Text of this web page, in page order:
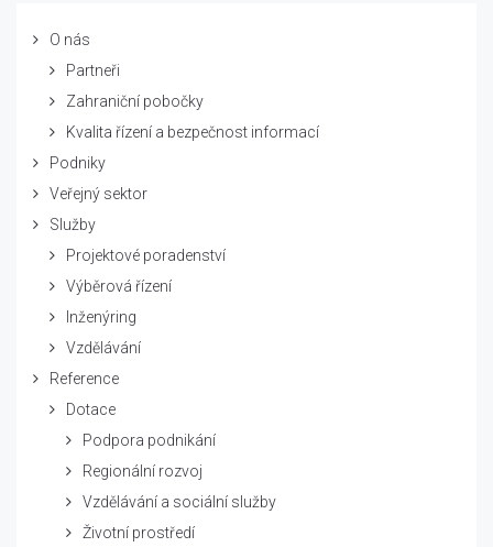
O nás
Partneři
Zahraniční pobočky
Kvalita řízení a bezpečnost informací
Podniky
Veřejný sektor
Služby
Projektové poradenství
Výběrová řízení
Inženýring
Vzdělávání
Reference
Dotace
Podpora podnikání
Regionální rozvoj
Vzdělávání a sociální služby
Životní prostředí